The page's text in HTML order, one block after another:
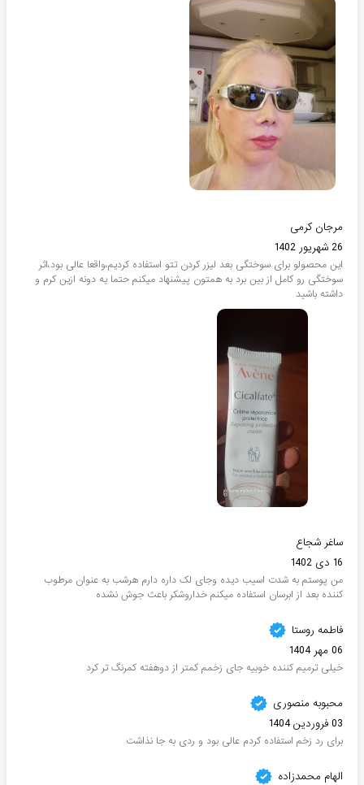
مرجان کرمی
26 شهریور 1402
این محصولو برای سوختگی بعد لیزر کردن تتو استفاده کردیم،واقعا عالی بود،اثر
سوختگی رو کامل از بین برد به همتون پیشنهاد میکنم حتما یه دونه ازین کرم و
داشته باشید
ساغر شجاع
16 دی 1402
من پوستم به شدت اسیب دیده وجای لک داره دارم هرشب به عنوان مرطوب
کننده بعد از ابرسان استفاده میکنم خداروشکر باعث جوش نشده‌
فاطمه روستا
06 مهر 1404
خیلی ترمیم کننده خوبیه جای زخمم کمتر از دوهفته کمرنگ تر کرد
محبوبه منصوری
03 فروردین 1404
برای رد زخم استفاده کردم عالی بود و ردی به جا نذاشت
الهام محمدزاده